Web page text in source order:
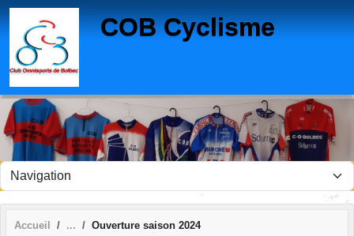
COB Cyclisme
Accueil Ouverture saison 2024
Panneau de gestion des cookies